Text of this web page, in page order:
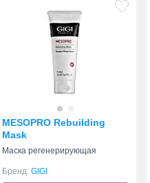
MESOPRO Rebuilding
Mask
Маска регенерирующая
Бренд: GIGI